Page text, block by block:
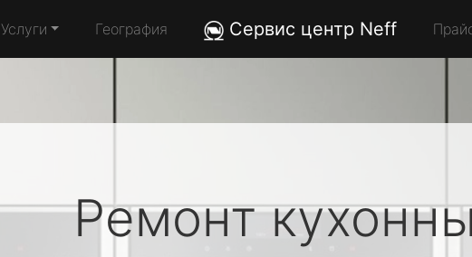
Услуги География Сервис центр Neff
Ремонт